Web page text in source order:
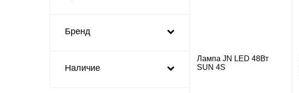
Бренд
Наличие
Лампа JN LED 48Вт
SUN 4S